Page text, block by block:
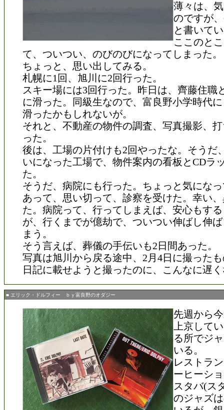
薄々は、
のですが
と書いて
ここのと
て、ついつい、のびのびになってしまった。
ちょっと、思い出してみる。
札幌に1回、旭川に2回行った。
スキー場には3回行った。昨日は、齊藤住職
に滑った。同級生なので、富良野小学時代
滑ったかもしれないが。
それと、不動産の物件の調査、写真撮影、
った。
後は、工場の片付けも2回やったな。そうだ
いになった工場で、物件案内の看板とCDラ
た。
そうだ、病院にも行った。ちょっと気にな
あって、思い切って、診察を受けた。幸い
た。病院って、行ってしまえば、安心もす
が、行くまでが億劫で、ついつい伸ばし伸
まう。
そう言えば、葬儀の手伝いも2日間あった。
写真は旭川から戻る途中、2月4日に撮った
日記に載せようと撮ったのに、こんなに遅
■ エリック・ドルフィー ｂｙ富良野のオダジー
先週から
上京して
る所でジ
いる。
レストラ
ーヒーシ
スタバ(ス
のジャズ